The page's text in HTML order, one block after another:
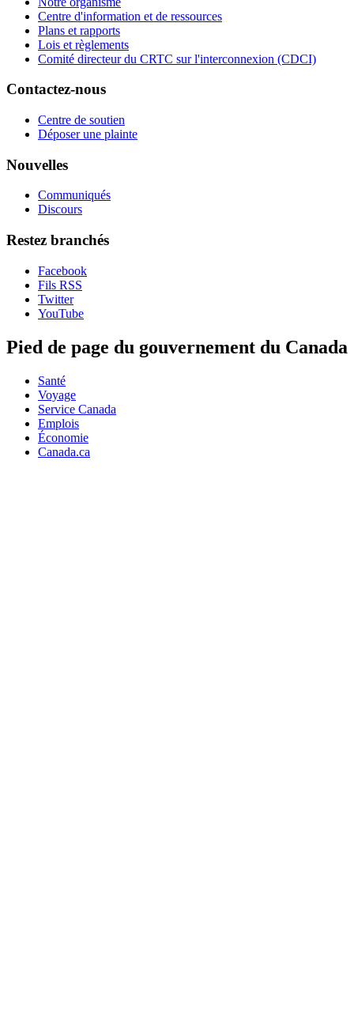
Centre d'information et de ressources
Plans et rapports
Lois et règlements
Comité directeur du CRTC sur l'interconnexion (CDCI)
Contactez-nous
Centre de soutien
Déposer une plainte
Nouvelles
Communiqués
Discours
Restez branchés
Facebook
Fils RSS
Twitter
YouTube
Pied de page du gouvernement du Canada
Santé
Voyage
Service Canada
Emplois
Économie
Canada.ca